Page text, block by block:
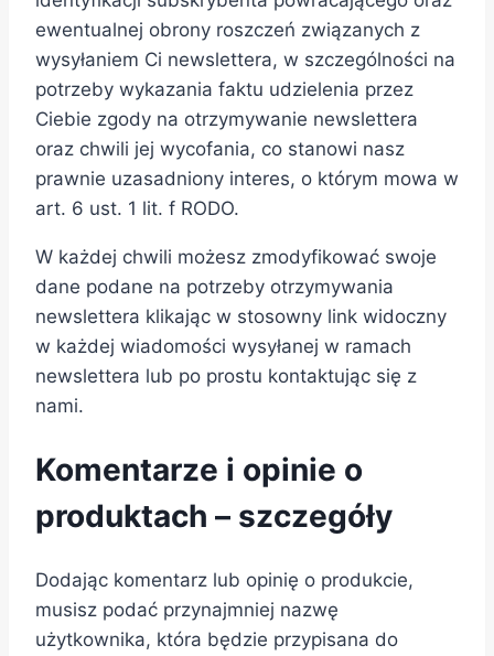
ewentualnej obrony roszczeń związanych z
wysyłaniem Ci newslettera, w szczególności na
potrzeby wykazania faktu udzielenia przez
Ciebie zgody na otrzymywanie newslettera
oraz chwili jej wycofania, co stanowi nasz
prawnie uzasadniony interes, o którym mowa w
art. 6 ust. 1 lit. f RODO.
W każdej chwili możesz zmodyfikować swoje
dane podane na potrzeby otrzymywania
newslettera klikając w stosowny link widoczny
w każdej wiadomości wysyłanej w ramach
newslettera lub po prostu kontaktując się z
nami.
Komentarze i opinie o
produktach – szczegóły
Dodając komentarz lub opinię o produkcie,
musisz podać przynajmniej nazwę
użytkownika, która będzie przypisana do